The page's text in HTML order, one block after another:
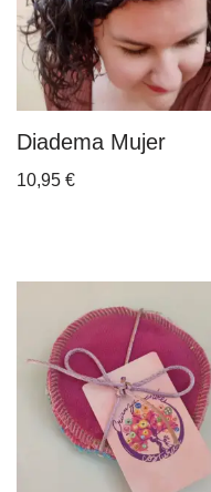
Diadema Mujer
10,95 €